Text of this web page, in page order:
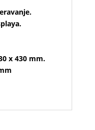
x 430 mm.